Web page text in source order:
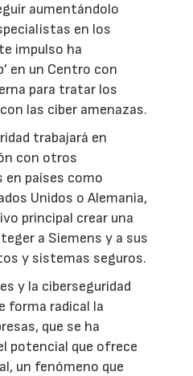
aumentándolo
en los
impulso ha
en un Centro con
para tratar los
las ciber amenazas.
trabajará en
con otros
en países como
Unidos o Alemania,
principal crear una
a Siemens y a sus
y sistemas seguros.
y la ciberseguridad
forma radical la
que se ha
potencial que ofrece
un fenómeno que